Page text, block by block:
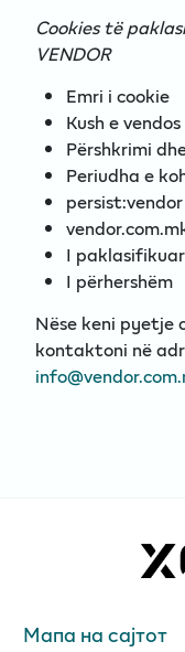
Cookies të
VENDOR
Emri i cookie
Kush e vendos
Përshkrimi
Periudha e
persist:vendor
I paklasifikuar
I përhershëm
Nëse keni pyetje
kontaktoni në
Мапа на сајтот